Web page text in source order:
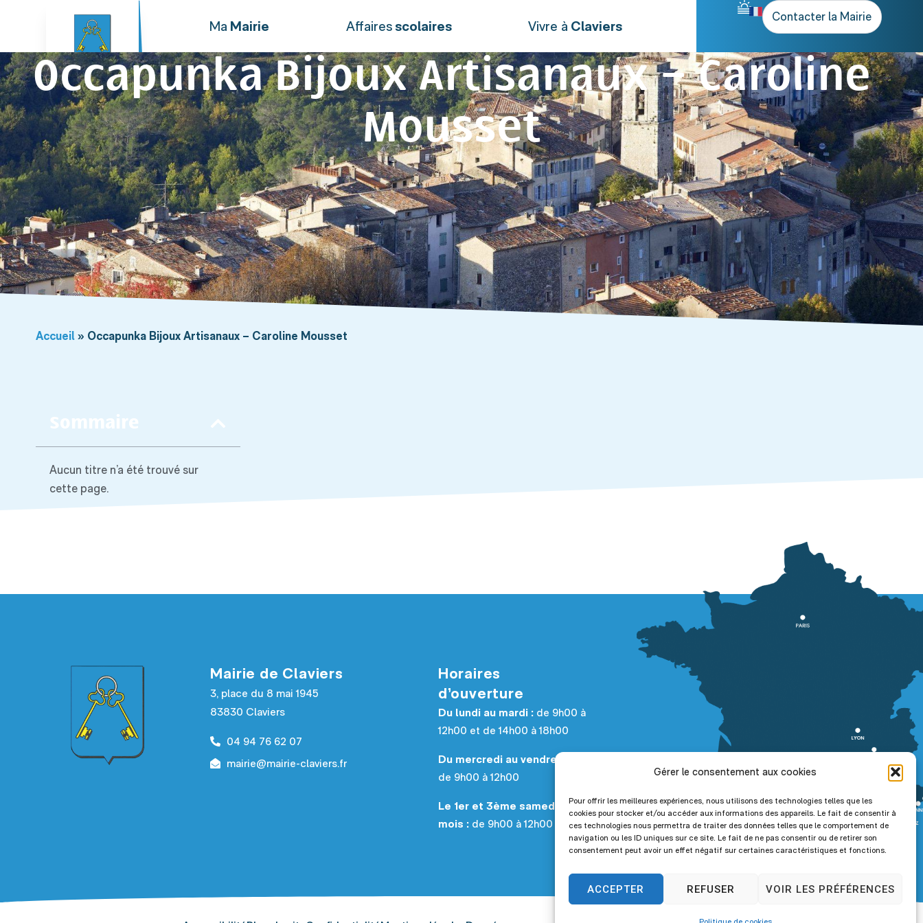
Gérer le consentement aux cookies
Pour offrir les meilleures expériences, nous utilisons des technologies telles que les
cookies pour stocker et/ou accéder aux informations des appareils. Le fait de consentir à
ces technologies nous permettra de traiter des données telles que le comportement de
navigation ou les ID uniques sur ce site. Le fait de ne pas consentir ou de retirer son
consentement peut avoir un effet négatif sur certaines caractéristiques et fonctions.
ACCEPTER REFUSER VOIR LES PRÉFÉRENCES
Ma Mairie Affairesscolaires Vivre à Claviers
Contacter la Mairie
Occapunka Bijoux Artisanaux – Caroline
Mousset
Accueil » Occapunka Bijoux Artisanaux – Caroline Mousset
Sommaire
Aucun titre n’a été trouvé sur
cette page.
Mairie de Claviers
3, place du 8 mai 1945
83830 Claviers
04 94 76 62 07
mairie@mairie-claviers.fr
Horaires
d’ouverture
Du lundi au mardi : de 9h00 à
12h00 et de 14h00 à 18h00
Du mercredi au vendredi :
de 9h00 à 12h00
Le 1er et 3ème samedi du
mois :de 9h00 à 12h00